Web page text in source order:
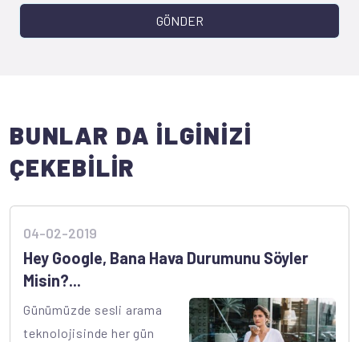
GÖNDER
BUNLAR DA İLGİNİZİ
ÇEKEBİLİR
04-02-2019
Hey Google, Bana Hava Durumunu Söyler
Misin?...
Günümüzde sesli arama
teknolojisinde her gün